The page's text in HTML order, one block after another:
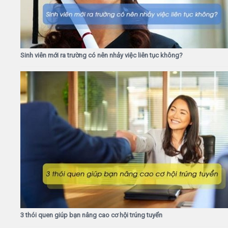
Sinh viên mới ra trường có nên nhảy việc liên tục không?
3 thói quen giúp bạn nâng cao cơ hội trúng tuyển